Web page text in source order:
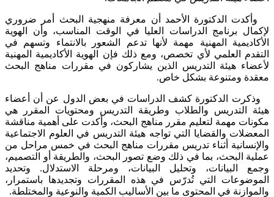
وأكدت الدكتورة الأحمد أن معرفة منهجية البحث أمر ضروري
لإكمال برنامج الدراسات العليا في الوقت المناسب، وأن الهوية
الأكاديمية المهنية مهمة لأنها تدعم الشعور بالانتماء وتسهم في
التقدم العلمي لأي تخصص، ومع ذلك فإن الهوية الأكاديمية المهنية
لأعضاء هيئة التدريس الذين يشاركون في مقررات مناهج البحث
معقدة ومتنوعة بشكل خاص.
وذكرت الدكتورة كشف الدراسات في بعض الدول عن أن أعضاء
هيئة التدريس والطلاب وطريقة التدريس ومحتويات المقرر هي
مكونات مهمة لتعليم مقرر مناهج البحث، وأكدت على أهمية مناقشة
المعضلات والقضايا التي تواجه هيئة التدريس في العلوم الاجتماعية
والإنسانية أثناء تدريس مقررات مناهج البحث في خمس مراحل من
عملية البحث، بما في ذلك وضع تصور البحث، والطريقة أو التصميم،
وجمع البيانات، وتحليل البيانات، ومرحلة الاستدلال. وتحديد
الموضوعات التي تُدرّس في هذه المقررات وتجديدها باستمرار،
والموازنة في المحتوى ما بين الأساليب الكمية والنوعية والمختلطة.